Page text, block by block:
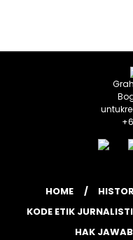
HOME
KODE ETIK
HAK JAWAB